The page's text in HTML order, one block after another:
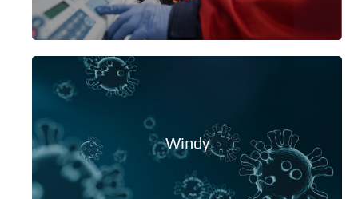
Windy